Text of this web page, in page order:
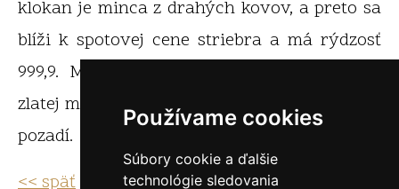
Používame cookies
Súbory cookie a ďalšie
technológie sledovania
klokan je minca z drahých kovov, a preto sa
blíži k spotovej cene striebra a má rýdzosť
999,9. Motívová strana je rovnaká ako na
zlatej minci a zobrazuje klokana na žiarivom
pozadí.
<< späť